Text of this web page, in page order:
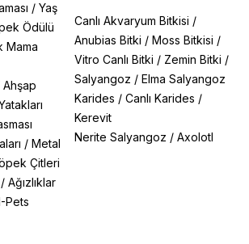
/ Yaş
Ödülü
Mama
Ahşap
/ Metal
Çitleri
/ Ağızlıklar
Pets
Canlı Akvaryum Bitkisi /
Anubias Bitki / Moss Bitkisi /
Vitro Canlı Bitki / Zemin Bitki /
Salyangoz / Elma Salyangoz
Karides / Canlı Karides /
Kerevit
Nerite Salyangoz / Axolotl